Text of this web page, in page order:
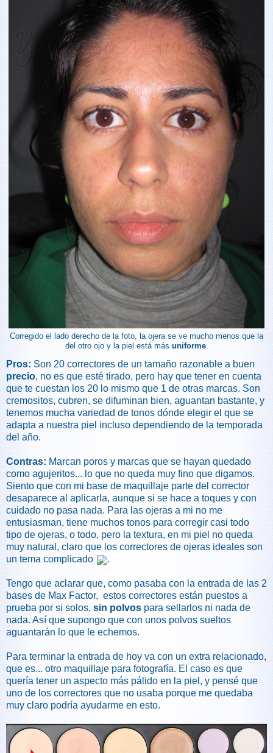
Corregido el lado derecho de la foto, la ojera se ve mucho menos que la
del otro ojo y la piel está más uniforme.
Pros: Son 20 correctores de un tamaño razonable a buen
precio, no es que esté tirado, pero hay que tener en cuenta
que te cuestan los 20 lo mismo que 1 de otras marcas. Son
cremositos, cubren, se difuminan bien, aguantan bastante, y
tenemos mucha variedad de tonos dónde elegir el que se
adapta a nuestra piel incluso dependiendo de la temporada
del año.
Contras: Marcan poros y marcas que se hayan quedado
como agujeritos... lo que no queda muy fino que digamos.
Siento que con mi base de maquillaje parte del corrector
desaparece al aplicarla, aunque si se hace a toques y con
cuidado no pasa nada. Para las ojeras a mi no me
entusiasman, tiene muchos tonos para corregir casi todo
tipo de ojeras, o todo, pero la textura, en mi piel no queda
muy natural, claro que los correctores de ojeras ideales son
un tema complicado
.
Tengo que aclarar que, como pasaba con la entrada de las 2
bases de Max Factor, estos correctores están puestos a
prueba por si solos, sin polvos para sellarlos ni nada de
nada. Así que supongo que con unos polvos sueltos
aguantarán lo que le echemos.
Para terminar la entrada de hoy va con un extra relacionado,
que es... otro maquillaje para fotografía. El caso es que
quería tener un aspecto más pálido en la piel, y pensé que
uno de los correctores que no usaba porque me quedaba
muy claro podría ayudarme en esto.